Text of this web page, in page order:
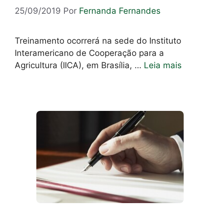
25/09/2019 Por Fernanda Fernandes
Treinamento ocorrerá na sede do Instituto
Interamericano de Cooperação para a
Agricultura (IICA), em Brasília, … Leia mais